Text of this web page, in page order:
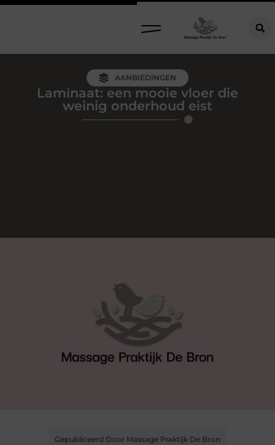
AANBIEDINGEN
Laminaat: een mooie vloer die
weinig onderhoud eist
Gepubliceerd Door Massage Praktijk De Bron